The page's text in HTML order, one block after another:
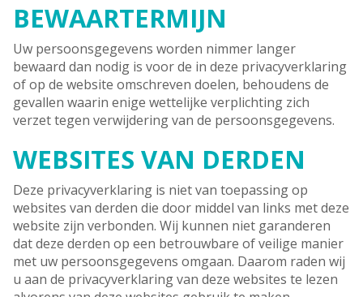
BEWAARTERMIJN
Uw persoonsgegevens worden nimmer langer
bewaard dan nodig is voor de in deze privacyverklaring
of op de website omschreven doelen, behoudens de
gevallen waarin enige wettelijke verplichting zich
verzet tegen verwijdering van de persoonsgegevens.
WEBSITES VAN DERDEN
Deze privacyverklaring is niet van toepassing op
websites van derden die door middel van links met deze
website zijn verbonden. Wij kunnen niet garanderen
dat deze derden op een betrouwbare of veilige manier
met uw persoonsgegevens omgaan. Daarom raden wij
u aan de privacyverklaring van deze websites te lezen